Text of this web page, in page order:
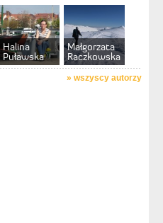
Halina
Puławska
Małgorzata
Raczkowska
» wszyscy autorzy